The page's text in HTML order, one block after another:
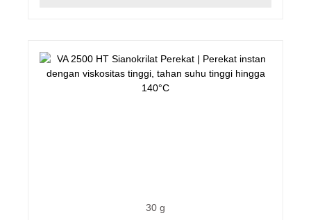
30 g